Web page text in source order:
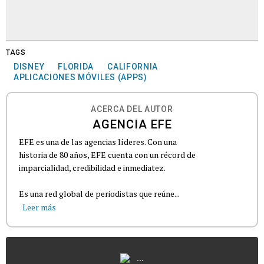
TAGS
DISNEY FLORIDA
CALIFORNIA
APLICACIONES MÓVILES (APPS)
ACERCA DEL AUTOR
AGENCIA EFE
EFE es una de las agencias líderes. Con una
historia de 80 años, EFE cuenta con un récord de
imparcialidad, credibilidad e inmediatez.
Es una red global de periodistas que reúne...
Leer más
...